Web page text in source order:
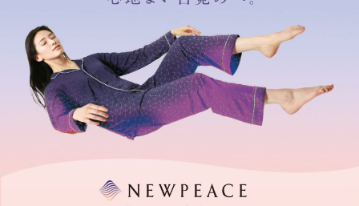
次回以降 400円
支払期間 5年
支払回数 60回
実質年率 0％（当社負担）
引き渡し日
5営業日以内での配送となります。
次回以降 400円
支払期間 5年
支払回数 60回
実質年率 0％（当社負担）
引き渡し日
5営業日以内での配送となります。
支払い総額 49,500円
支払月額 初月2,300円
次回以降 800円
支払期間 5年
分割払手数料 0円
支払い総額 47,520円
支払月額 初月6,220円
次回以降 700円
支払期間 5年
分割払手数料 0円
支払い総額 48,510円
支払月額 初月1,310円
次回以降 800円
支払期間 5年
分割払手数料 0円